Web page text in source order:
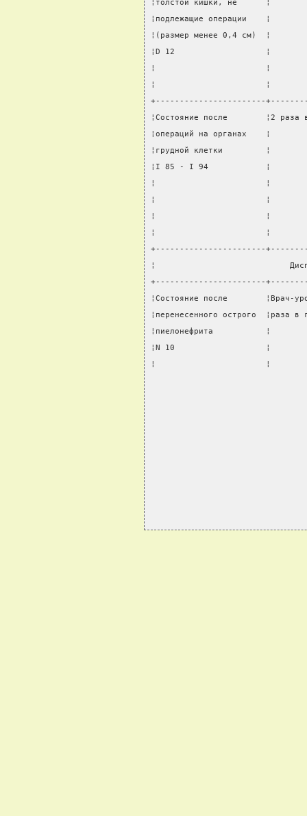
¦толстой кишки, не      ¦
¦подлежащие операции    ¦
¦(размер менее 0,4 см)  ¦
¦D 12                   ¦
¦                       ¦
¦                       ¦
+-----------------------
¦Состояние после        ¦2 раза
¦операций на органах    ¦
¦грудной клетки         ¦
¦I 85 - I 94            ¦
¦                       ¦
¦                       ¦
¦                       ¦
¦                       ¦
+-----------------------
¦
+-----------------------
¦Состояние после        ¦Врач-
¦перенесенного острого
¦пиелонефрита           ¦
¦N 10                   ¦
¦                       ¦